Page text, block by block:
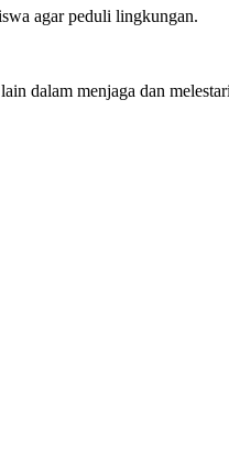
agar peduli lingkungan.
dalam menjaga dan